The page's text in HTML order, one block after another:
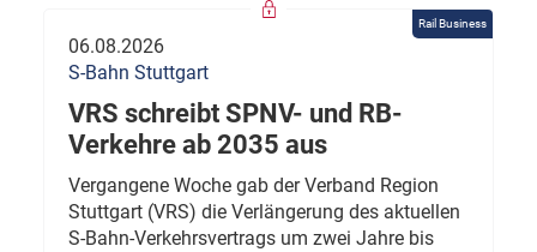
Rail Business
06.08.2026
S-Bahn Stuttgart
VRS schreibt SPNV- und RB-
Verkehre ab 2035 aus
Vergangene Woche gab der Verband Region
Stuttgart (VRS) die Verlängerung des aktuellen
S-Bahn-Verkehrsvertrags um zwei Jahre bis